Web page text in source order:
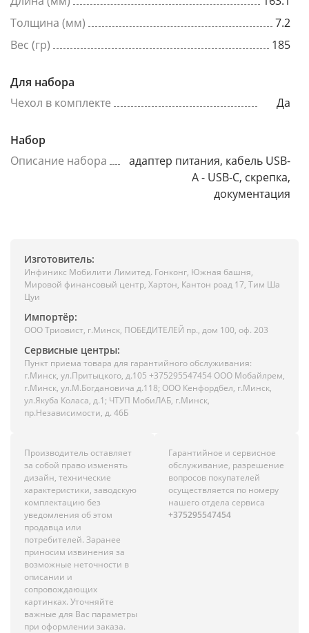
Толщина (мм)
7.2
Вес (гр)
185
Для набора
Чехол в комплекте
Да
Набор
Описание набора
адаптер питания, кабель USB-
A - USB-C, скрепка,
документация
Изготовитель:
Инфиникс Мобилити Лимитед. Гонконг, Южная башня,
Мировой финансовый центр, Хартон, Кантон роад 17, Тим Ша
Цуи
Импортёр:
ООО Триовист, г.Минск, ПОБЕДИТЕЛЕЙ пр., дом 100, оф. 203
Сервисные центры:
Пункт приема товара для гарантийного обслуживания:
г.Минск, ул.Притыцкого, д.105 +375295547454 ООО Мобайлрем,
г.Минск, ул.М.Богдановича д.118; ООО Кенфордбел, г.Минск,
ул.Якуба Коласа, д.1; ЧТУП МобиЛАБ, г.Минск,
пр.Независимости, д. 46Б
Производитель оставляет
за собой право изменять
дизайн, технические
характеристики, заводскую
комплектацию без
уведомления об этом
продавца или
потребителей. Заранее
приносим извинения за
возможные неточности в
описании и
сопровождающих
картинках. Уточняйте
важные для Вас параметры
при оформлении заказа.
Гарантийное и сервисное
обслуживание, разрешение
вопросов покупателей
осуществляется по номеру
нашего отдела сервиса
+375295547454